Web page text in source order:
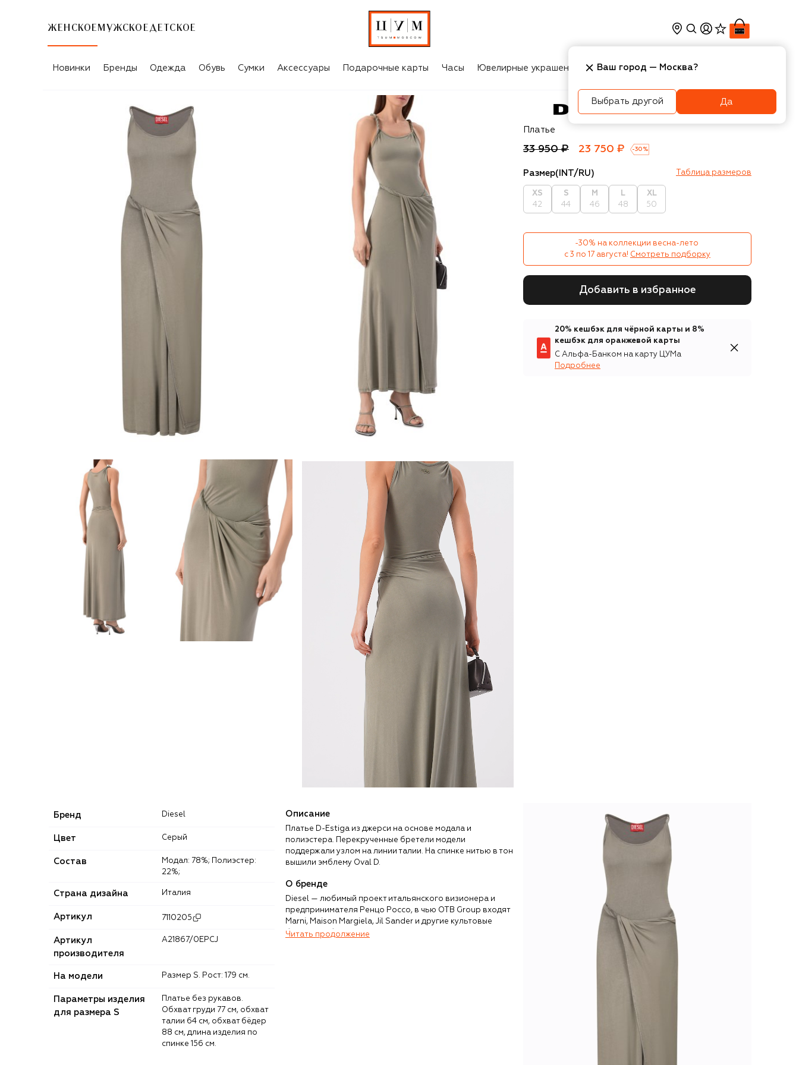
ЖЕНСКОЕ МУЖСКОЕ ДЕТСКОЕ
Новинки Бренды Одежда Обувь Сумки Аксессуары Подарочные карты Часы Ювелирные украшения Косметика Интерьер
Diesel
Платье
33 950 ₽ 23 750 ₽ -30 %
Размер(INT/RU) Таблица размеров
XS
42
S
44
M
46
L
48
XL
50
-30% на коллекции весна-лето
с 3 по 17 августа! Смотреть подборку
Добавить в избранное
20% кешбэк для чёрной карты и 8%
кешбэк для оранжевой карты
С Альфа-Банком на карту ЦУМа
Подробнее
Бренд Diesel
Цвет Серый
Состав
Модал: 78%; Полиэстер:
22%;
Страна дизайна Италия
Артикул 7110205
Артикул
производителя
A21867/0EPCJ
На модели Размер S. Рост: 179 см.
Параметры изделия
для размера S
Обхват груди 77 см, обхват
талии 64 см, обхват бёдер
88 см, длина изделия по
спинке 156 см.
Описание
Платье D-Estiga из джерси на основе модала и
полиэстера. Перекрученные бретели модели
поддержали узлом на линии талии. На спинке нитью в тон
вышили эмблему Oval D.
О бренде
Diesel — любимый проект итальянского визионера и
предпринимателя Ренцо Россо, в чью OTB Group входят
Marni, Maison Margiela, Jil Sander и другие культовые
бренды. Работу с денимом Россо начал в 1970-х, и уже в
Читать продолжение
Ваш город — Москва?
Выбрать другой Да